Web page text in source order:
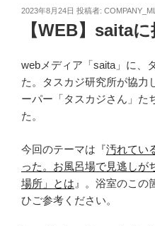
投
2023年8月24日 投稿者: COMPANY_ML
【WEB】saita
webメディア「saita」に、
た。タスカジ研究所が協力
ーパー「タスカジさん」た
た。
今回のテーマは『汚れてい
った。お風呂場で見逃しが
場所」とは 』。浴室のこの
ひご参考ください。